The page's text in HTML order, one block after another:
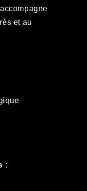
et au
: